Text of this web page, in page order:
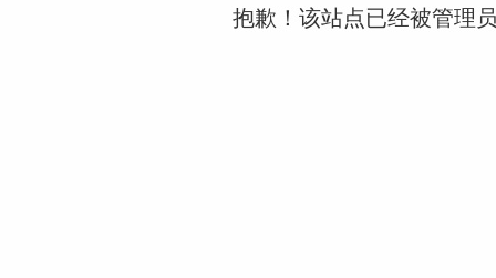
抱歉！该站点已经被管理